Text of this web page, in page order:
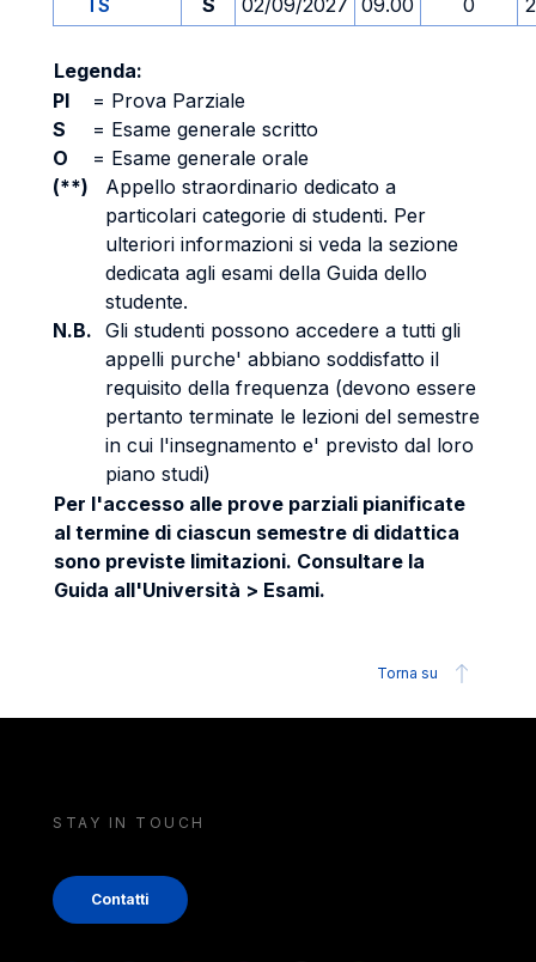
TS S 02/09/2027 09.00 0
Legenda:
PI
= Prova Parziale
S
= Esame generale scritto
O
= Esame generale orale
(**)
Appello straordinario dedicato a
particolari categorie di studenti. Per
ulteriori informazioni si veda la sezione
dedicata agli esami della Guida dello
studente.
N.B. Gli studenti possono accedere a tutti gli
appelli purche' abbiano soddisfatto il
requisito della frequenza (devono essere
pertanto terminate le lezioni del semestre
in cui l'insegnamento e' previsto dal loro
piano studi)
Per l'accesso alle prove parziali pianificate
al termine di ciascun semestre di didattica
sono previste limitazioni. Consultare la
Guida all'Università > Esami.
Torna su
STAY IN TOUCH
Contatti